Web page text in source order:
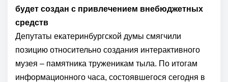
будет создан с привлечением внебюджетных
средств
Депутаты екатеринбургской думы смягчили
позицию относительно создания интерактивного
музея – памятника труженикам тыла. По итогам
информационного часа, состоявшегося сегодня в